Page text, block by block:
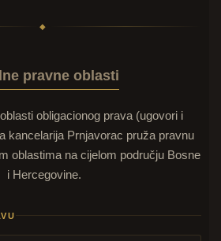
◆
pravne oblasti
obligacionog prava (ugovori i
kancelarija Prnjavorac pruža pravnu
oblastima na cijelom području Bosne
i Hercegovine.